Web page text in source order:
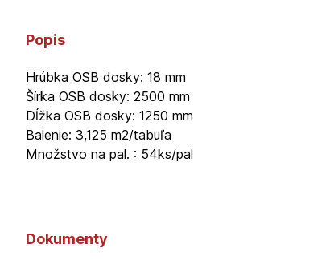
Popis
Hrúbka OSB dosky: 18 mm
Šírka OSB dosky: 2500 mm
Dĺžka OSB dosky: 1250 mm
Balenie: 3,125 m2/tabuľa
Množstvo na pal. : 54ks/pal
Dokumenty